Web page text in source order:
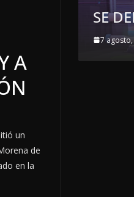
A
un
de
en la
EL MITO